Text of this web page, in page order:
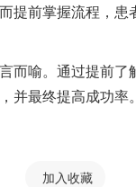
提前掌握流程，患
而喻。通过提前
并最终提高成功
加入收藏